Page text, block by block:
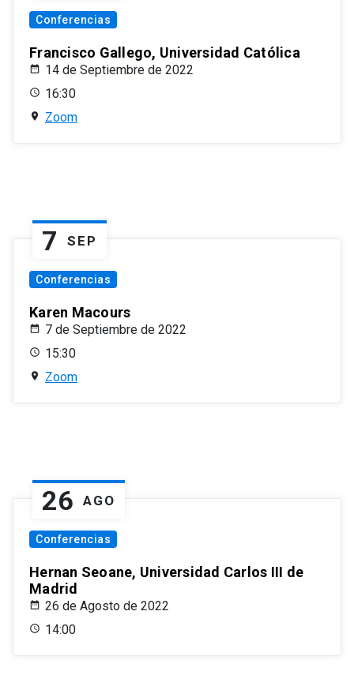
Conferencias
Francisco Gallego, Universidad Católica
14 de Septiembre de 2022
16:30
Zoom
7 SEP
Conferencias
Karen Macours
7 de Septiembre de 2022
15:30
Zoom
26 AGO
Conferencias
Hernan Seoane, Universidad Carlos III de
Madrid
26 de Agosto de 2022
14:00